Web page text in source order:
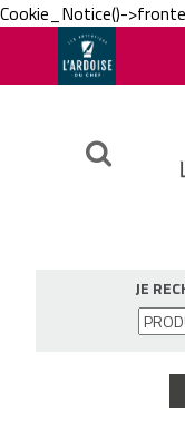
Cookie_Notice()-
JE